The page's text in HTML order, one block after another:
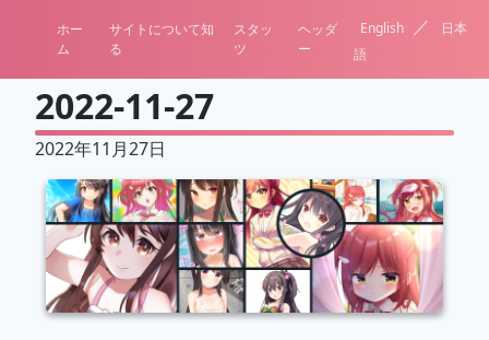
ホー
ム
サイトについて知
る
スタッ
ツ
ヘッダ
ー
English ／
日本
語
2022-11-27
2022年11月27日